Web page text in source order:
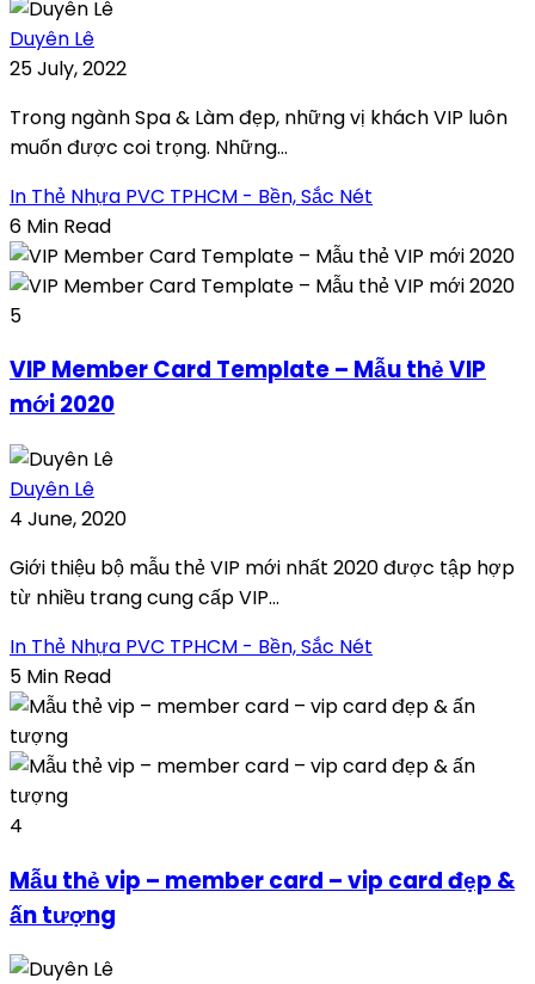
Duyên Lê
25 July, 2022
Trong ngành Spa & Làm đẹp, những vị khách VIP luôn
muốn được coi trọng. Những...
In Thẻ Nhựa PVC TPHCM - Bền, Sắc Nét
6 Min Read
5
VIP Member Card Template – Mẫu thẻ VIP
mới 2020
Duyên Lê
4 June, 2020
Giới thiệu bộ mẫu thẻ VIP mới nhất 2020 được tập hợp
từ nhiều trang cung cấp VIP...
In Thẻ Nhựa PVC TPHCM - Bền, Sắc Nét
5 Min Read
4
Mẫu thẻ vip – member card – vip card đẹp &
ấn tượng